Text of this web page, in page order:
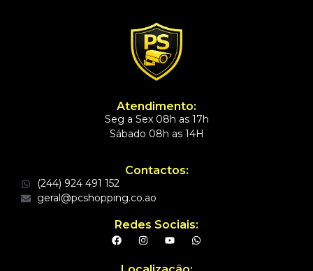
Atendimento:
Seg a Sex 08h as 17h
Sábado 08h as 14H
Contactos:
(244) 924 491 152
geral@pcshopping.co.ao
Redes Sociais: